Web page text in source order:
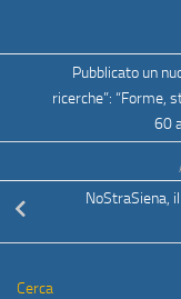
Pubblicato un
ricerche”: “Forme,
60
NoStraSiena,
Cerca